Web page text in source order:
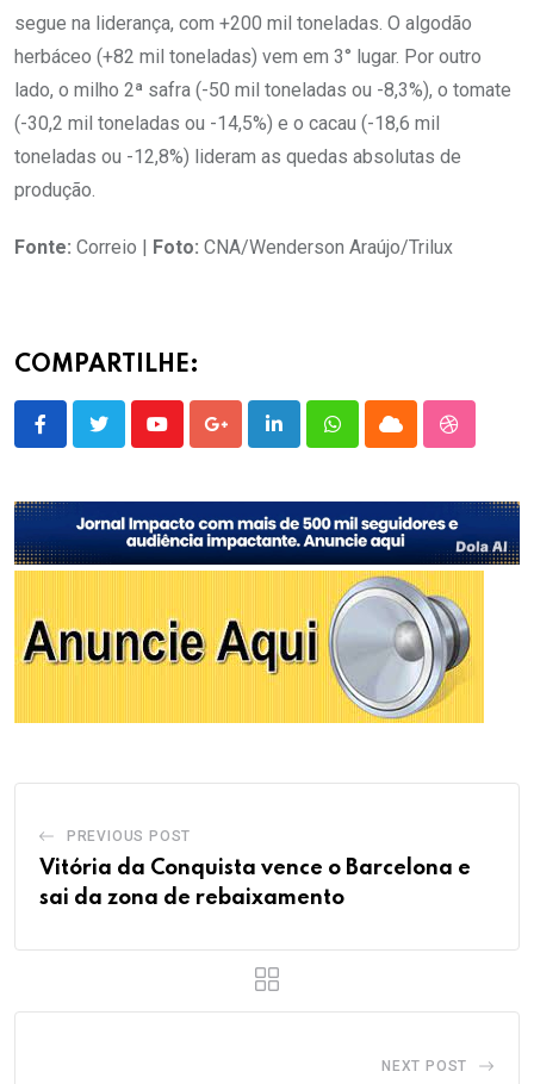
segue na liderança, com +200 mil toneladas. O algodão
herbáceo (+82 mil toneladas) vem em 3° lugar. Por outro
lado, o milho 2ª safra (-50 mil toneladas ou -8,3%), o tomate
(-30,2 mil toneladas ou -14,5%) e o cacau (-18,6 mil
toneladas ou -12,8%) lideram as quedas absolutas de
produção.
Fonte: Correio | Foto: CNA/Wenderson Araújo/Trilux
COMPARTILHE:
YoutubeGoogle+LinkedInWhatsappCloud
PREVIOUS POST
Vitória da Conquista vence o Barcelona e
sai da zona de rebaixamento
NEXT POST